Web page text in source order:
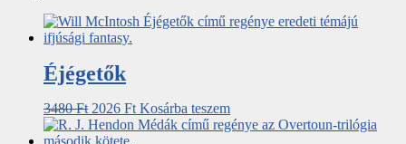
Éjégetők
3480Ft 2026 Ft Kosárba teszem